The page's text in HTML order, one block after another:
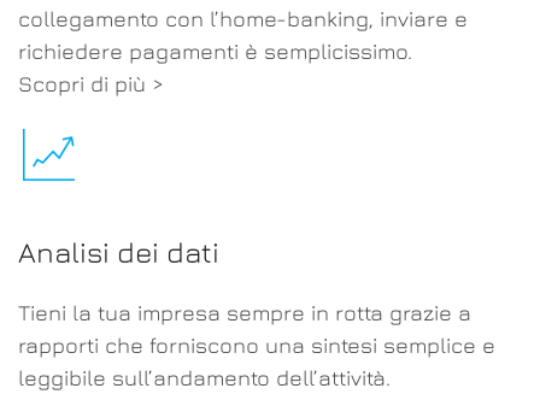
collegamento con l’home-banking, inviare e
richiedere pagamenti è semplicissimo.
Scopri di più >
Analisi dei dati
Tieni la tua impresa sempre in rotta grazie a
rapporti che forniscono una sintesi semplice e
leggibile sull’andamento dell’attività.